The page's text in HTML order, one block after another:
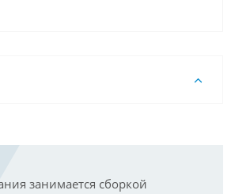
занимается сборкой